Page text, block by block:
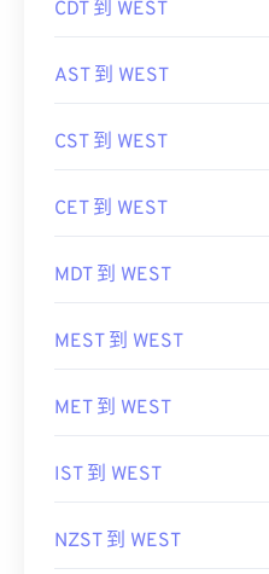
CDT 到 WEST
AST 到 WEST
CST 到 WEST
CET 到 WEST
MDT 到 WEST
MEST 到 WEST
MET 到 WEST
IST 到 WEST
NZST 到 WEST